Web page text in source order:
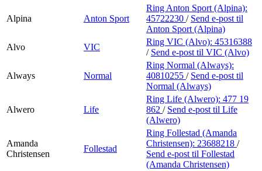
Alpina Anton Sport
Ring Anton Sport (Alpina):
45722230 / Send e-post til
Anton Sport (Alpina)
Alvo
VIC
Ring VIC (Alvo): 45316388
/ Send e-post til VIC (Alvo)
Always Normal
Ring Normal (Always):
40810255 / Send e-post til
Normal (Always)
Alwero Life
Ring Life (Alwero): 477 19
862 / Send e-post til Life
(Alwero)
Amanda
Christensen
Follestad
Ring Follestad (Amanda
Christensen): 23688218 /
Send e-post til Follestad
(Amanda Christensen)